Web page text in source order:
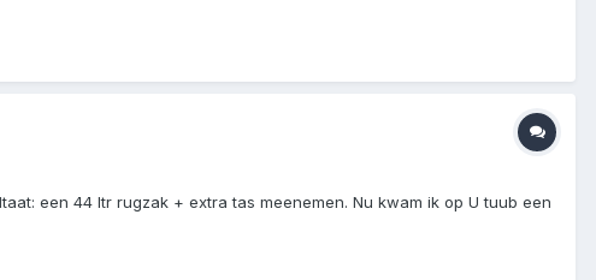
een 44 ltr rugzak + extra tas meenemen. Nu kwam ik op U tuub een